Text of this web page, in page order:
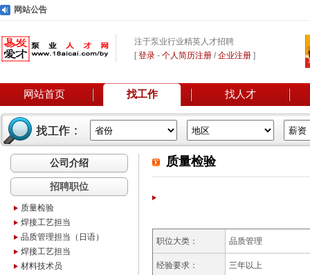
网站公告
注于泵业行业精英人才招聘
[登录 - 个人简历注册 /企业注册 ]
网站首页 找工作 找人才
公司介绍
招聘职位
质量检验
焊接工艺担当
品质管理担当（日语）
焊接工艺担当
材料技术员
质量检验
职位大类： 品质管理
经验要求： 三年以上